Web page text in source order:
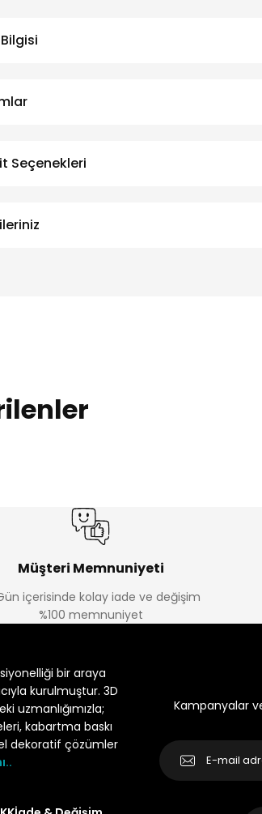
Seçenekleri
Müşteri Memnuniyeti
içerisinde kolay iade ve değişim
%100 memnuniyet
bir araya
kurulmuştur. 3D
uzmanlığımızla;
kabartma baskı
dekoratif çözümler
Kampanyalar